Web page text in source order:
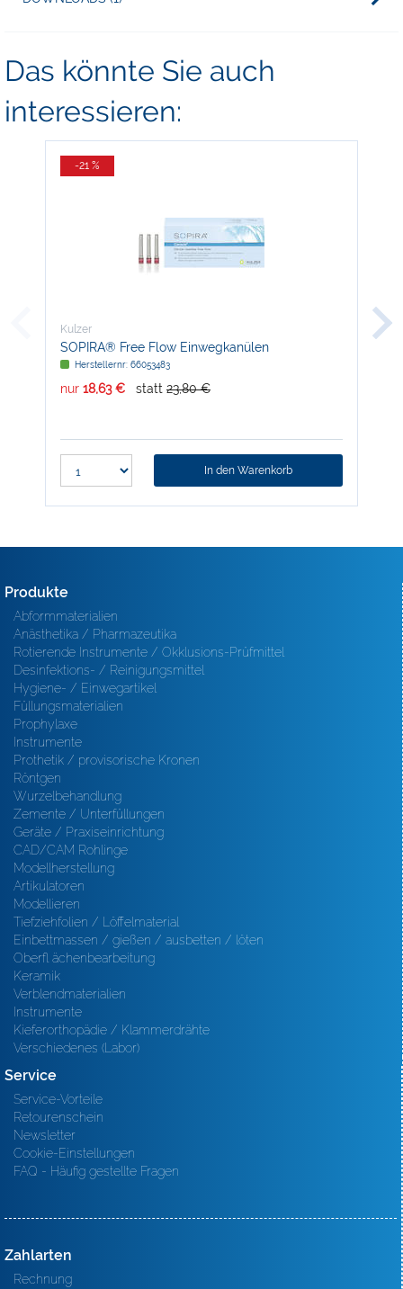
Das könnte Sie auch
interessieren:
-21 %
Kulzer
SOPIRA® Free Flow Einwegkanülen
Herstellernr: 66053483
nur 18,63 € statt 23,80 €
In den Warenkorb
Produkte
Abformmaterialien
Anästhetika / Pharmazeutika
Rotierende Instrumente / Okklusions-Prüfmittel
Desinfektions- / Reinigungsmittel
Hygiene- / Einwegartikel
Füllungsmaterialien
Prophylaxe
Instrumente
Prothetik / provisorische Kronen
Röntgen
Wurzelbehandlung
Zemente / Unterfüllungen
Geräte / Praxiseinrichtung
CAD/CAM Rohlinge
Modellherstellung
Artikulatoren
Modellieren
Tiefziehfolien / Löffelmaterial
Einbettmassen / gießen / ausbetten / löten
Oberfl ächenbearbeitung
Keramik
Verblendmaterialien
Instrumente
Kieferorthopädie / Klammerdrähte
Verschiedenes (Labor)
Service
Service-Vorteile
Retourenschein
Newsletter
Cookie-Einstellungen
FAQ - Häufig gestellte Fragen
Zahlarten
Rechnung